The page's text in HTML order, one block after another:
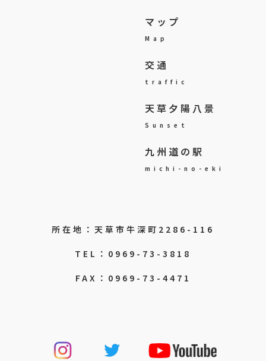
マップ
Map
交通
traffic
天草夕陽八景
Sunset
九州道の駅
michi-no-eki
所在地：天草市牛深町2286-116
TEL：0969-73-3818
FAX：0969-73-4471